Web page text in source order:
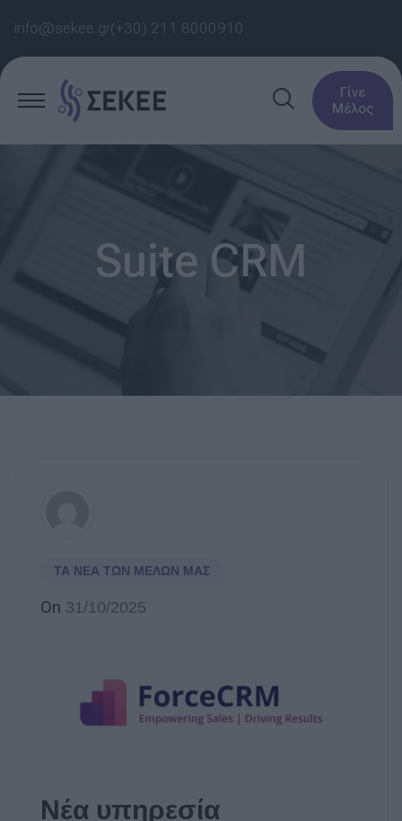
info@sekee.gr(+30) 211 8000910
Γίνε
Μέλος
Suite CRM
ΤΑ ΝΈΑ ΤΩΝ ΜΕΛΏΝ ΜΑΣ
On 31/10/2025
Νέα υπηρεσία